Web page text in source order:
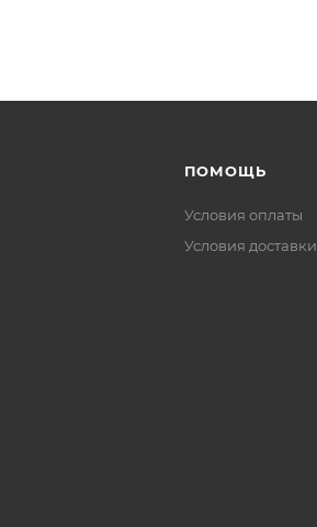
ПОМОЩЬ
Условия оплаты
Условия доставки